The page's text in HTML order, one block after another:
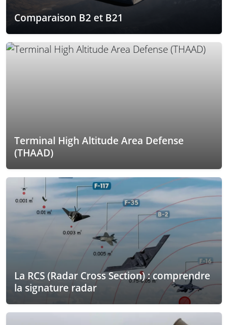
Comparaison B2 et B21
Terminal High Altitude Area Defense
(THAAD)
La RCS (Radar Cross Section) : comprendre
la signature radar